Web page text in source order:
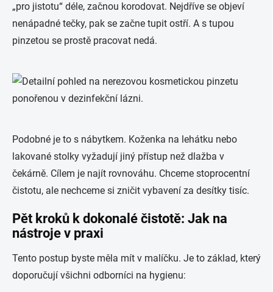
„pro jistotu“ déle, začnou korodovat. Nejdříve se objeví
nenápadné tečky, pak se začne tupit ostří. A s tupou
pinzetou se prostě pracovat nedá.
Podobné je to s nábytkem. Koženka na lehátku nebo
lakované stolky vyžadují jiný přístup než dlažba v
čekárně. Cílem je najít rovnováhu. Chceme stoprocentní
čistotu, ale nechceme si zničit vybavení za desítky tisíc.
Pět kroků k dokonalé čistotě: Jak na
nástroje v praxi
Tento postup byste měla mít v malíčku. Je to základ, který
doporučují všichni odborníci na hygienu: